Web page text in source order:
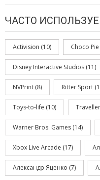
ЧАСТО
Activision (10) Choco Pie
Disney Interactive Studios (11)
NVPrint (8) Ritter Sport
Toys-to-life (10)
Warner Bros. Games (14)
Xbox Live Arcade (17)
Александр Яценко (7)